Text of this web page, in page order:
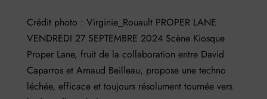
Crédit photo : Virginie_Rouault PROPER LANE
VENDREDI 27 SEPTEMBRE 2024 Scène Kiosque
Proper Lane, fruit de la collaboration entre David
Caparros et Arnaud Beilleau, propose une techno
léchée, efficace et toujours résolument tournée vers